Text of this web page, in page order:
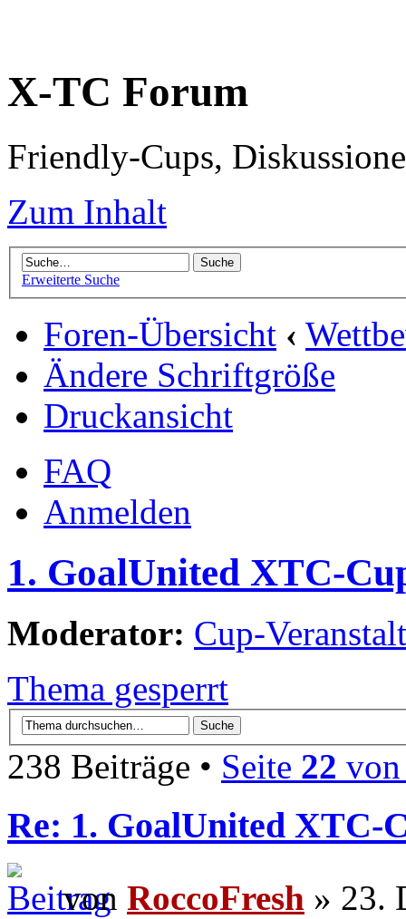
X-TC Forum
Friendly-Cups,
Zum Inhalt
Erweiterte Suche
Foren-Übersicht ‹
Ändere Schriftgröße
Druckansicht
FAQ
Anmelden
1. GoalUnited XTC-
Moderator: Cup-
Thema gesperrt
238 Beiträge • Seite 22
Re: 1. GoalUnited XTC-
von RoccoFresh » 23.